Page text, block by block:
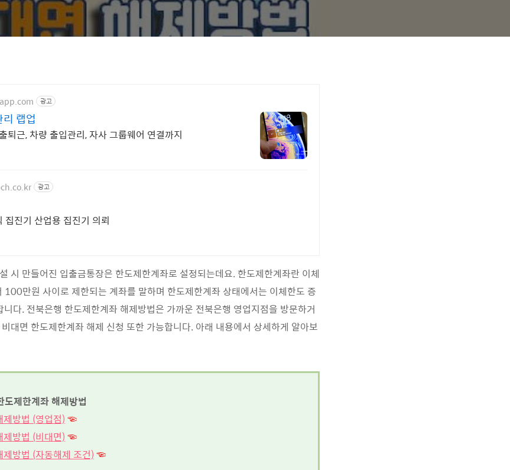
광고
랩업
GPS, 비콘을 이용한 출퇴근, 차량 출입관리, 자사 그룹웨어 연결까지
광고
집진기 산업용 집진기 의뢰
시 만들어진 입출금통장은 한도제한계좌로 설정되는데요. 한도제한계좌란 이체
만원 사이로 제한되는 계좌를 말하며 한도제한계좌 상태에서는 이체한도 증
다. 전북은행 한도제한계좌 해제방법은 가까운 전북은행 영업지점을 방문하거
대면 한도제한계좌 해제 신청 또한 가능합니다. 아래 내용에서 상세하게 알아보
제한계좌 해제방법
방법 (영업점) ☜
방법 (비대면)☜
방법 (자동해제 조건) ☜